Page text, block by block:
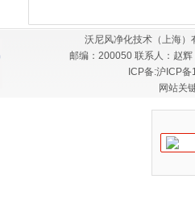
沃尼风净化技术（上海）
邮编：200050 联系人：赵
ICP备:沪ICP备
网站关